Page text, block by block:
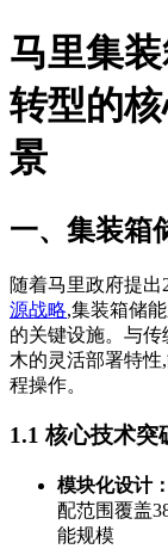
马里集
转型的
景
一、集装箱
随着马里政府提出
源战略,集装箱储
的关键设施。与
木的灵活部署特
程操作。
1.1 核心技术突
模块化设计：
配范围覆盖
能规模